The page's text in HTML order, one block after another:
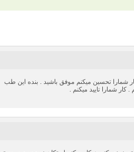
شمارا تحسین میکنم موفق باشید . بنده این طب
شمارا تایید میکنم .